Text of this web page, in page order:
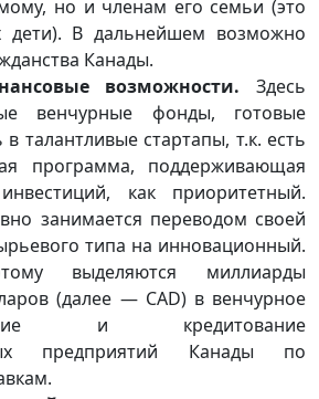
но и членам его семьи (это
дети). В дальнейшем возможно
Канады.
возможности. Здесь
венчурные фонды, готовые
в талантливые стартапы, т.к. есть
программа, поддерживающая
как приоритетный.
занимается переводом своей
типа на инновационный.
выделяются миллиарды
(далее — СAD) в венчурное
и кредитование
предприятий Канады по